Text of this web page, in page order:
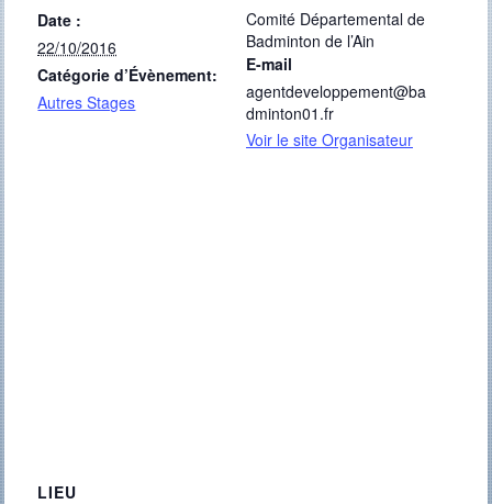
Date :
22/10/2016
Catégorie d’Évènement:
Autres Stages
Comité Départemental de
Badminton de l’Ain
E-mail
agentdeveloppement@ba
dminton01.fr
Voir le site Organisateur
LIEU